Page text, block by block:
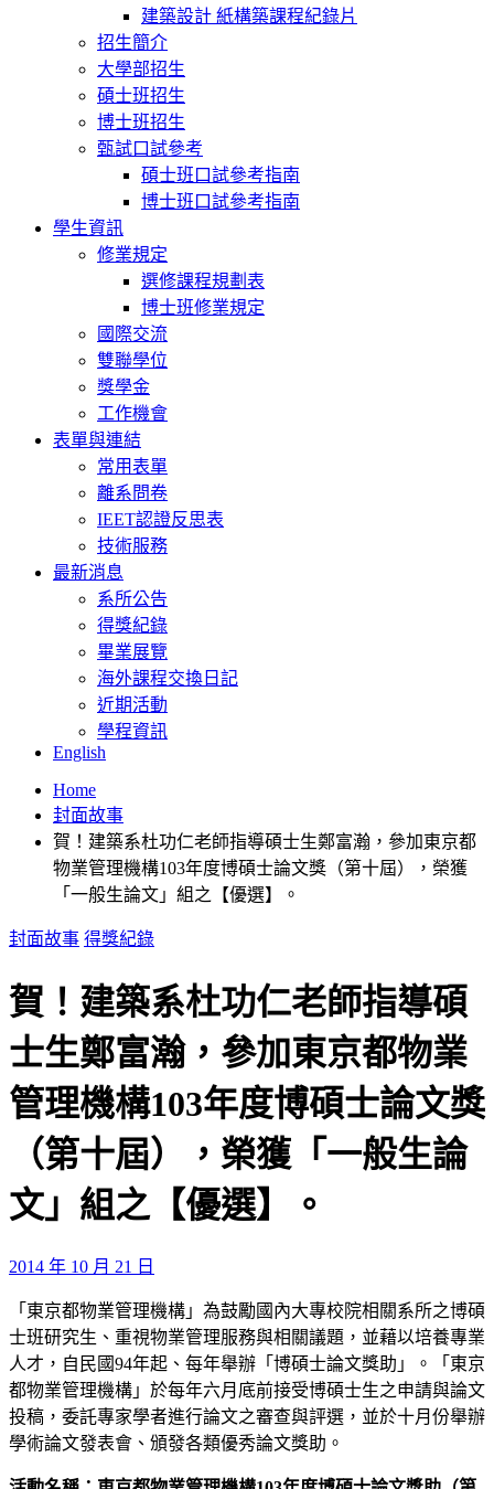
建築設計 紙構築課程紀錄片
招生簡介
大學部招生
碩士班招生
博士班招生
甄試口試參考
碩士班口試參考指南
博士班口試參考指南
學生資訊
修業規定
選修課程規劃表
博士班修業規定
國際交流
雙聯學位
獎學金
工作機會
表單與連結
常用表單
離系問卷
IEET認證反思表
技術服務
最新消息
系所公告
得獎紀錄
畢業展覽
海外課程交換日記
近期活動
學程資訊
English
Home
封面故事
賀！建築系杜功仁老師指導碩士生鄭富瀚，參加東京都
物業管理機構103年度博碩士論文獎（第十屆），榮獲
「一般生論文」組之【優選】。
封面故事 得獎紀錄
賀！建築系杜功仁老師指導碩
士生鄭富瀚，參加東京都物業
管理機構103年度博碩士論文獎
（第十屆），榮獲「一般生論
文」組之【優選】。
2014 年 10 月 21 日
「東京都物業管理機構」為鼓勵國內大專校院相關系所之博碩
士班研究生、重視物業管理服務與相關議題，並藉以培養專業
人才，自民國94年起、每年舉辦「博碩士論文獎助」。「東京
都物業管理機構」於每年六月底前接受博碩士生之申請與論文
投稿，委託專家學者進行論文之審查與評選，並於十月份舉辦
學術論文發表會、頒發各類優秀論文獎助。